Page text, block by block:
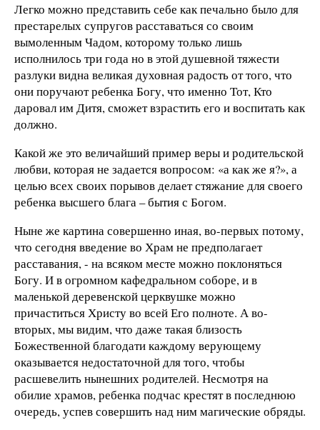
Легко можно представить себе как печально было для
престарелых супругов расставаться со своим
вымоленным Чадом, которому только лишь
исполнилось три года но в этой душевной тяжести
разлуки видна великая духовная радость от того, что
они поручают ребенка Богу, что именно Тот, Кто
даровал им Дитя, сможет взрастить его и воспитать как
должно.
Какой же это величайший пример веры и родительской
любви, которая не задается вопросом: «а как же я?», а
целью всех своих порывов делает стяжание для своего
ребенка высшего блага – бытия с Богом.
Ныне же картина совершенно иная, во-первых потому,
что сегодня введение во Храм не предполагает
расставания, - на всяком месте можно поклоняться
Богу. И в огромном кафедральном соборе, и в
маленькой деревенской церквушке можно
причаститься Христу во всей Его полноте. А во-
вторых, мы видим, что даже такая близость
Божественной благодати каждому верующему
оказывается недостаточной для того, чтобы
расшевелить нынешних родителей. Несмотря на
обилие храмов, ребенка подчас крестят в последнюю
очередь, успев совершить над ним магические обряды.